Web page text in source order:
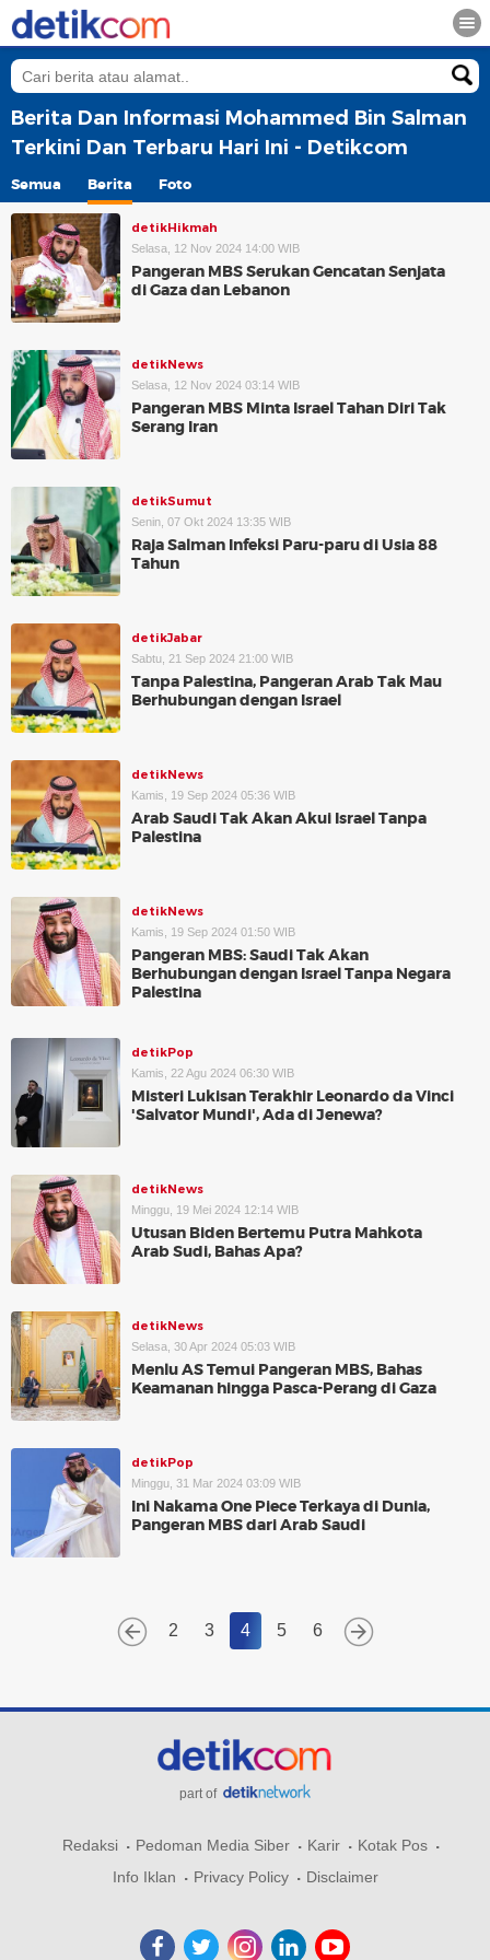
Berita Dan Informasi Mohammed Bin Salman
Terkini Dan Terbaru Hari Ini - Detikcom
Semua Berita Foto
detikHikmah
Selasa, 12 Nov 2024 14:00 WIB
Pangeran MBS Serukan Gencatan Senjata
di Gaza dan Lebanon
detikNews
Selasa, 12 Nov 2024 03:14 WIB
Pangeran MBS Minta Israel Tahan Diri Tak
Serang Iran
detikSumut
Senin, 07 Okt 2024 13:35 WIB
Raja Salman Infeksi Paru-paru di Usia 88
Tahun
detikJabar
Sabtu, 21 Sep 2024 21:00 WIB
Tanpa Palestina, Pangeran Arab Tak Mau
Berhubungan dengan Israel
detikNews
Kamis, 19 Sep 2024 05:36 WIB
Arab Saudi Tak Akan Akui Israel Tanpa
Palestina
detikNews
Kamis, 19 Sep 2024 01:50 WIB
Pangeran MBS: Saudi Tak Akan
Berhubungan dengan Israel Tanpa Negara
Palestina
detikPop
Kamis, 22 Agu 2024 06:30 WIB
Misteri Lukisan Terakhir Leonardo da Vinci
'Salvator Mundi', Ada di Jenewa?
detikNews
Minggu, 19 Mei 2024 12:14 WIB
Utusan Biden Bertemu Putra Mahkota
Arab Sudi, Bahas Apa?
detikNews
Selasa, 30 Apr 2024 05:03 WIB
Menlu AS Temui Pangeran MBS, Bahas
Keamanan hingga Pasca-Perang di Gaza
detikPop
Minggu, 31 Mar 2024 03:09 WIB
Ini Nakama One Piece Terkaya di Dunia,
Pangeran MBS dari Arab Saudi
2 3 4 5 6
part of
Redaksi Pedoman Media Siber Karir
Kotak Pos
Info Iklan
Privacy Policy Disclaimer